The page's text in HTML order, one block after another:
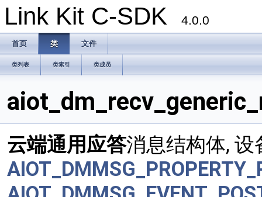
Link Kit C-SDK 4.0.0
首页 类 文件
类列表 类索引 类成员
云端通用应答消息结构体, 设